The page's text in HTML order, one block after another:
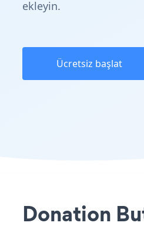
ekleyin.
Ücretsiz başlat
Donation